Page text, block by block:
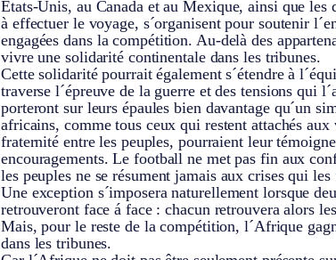
États-Unis, au Canada et au Mexique, ainsi que les
à effectuer le voyage, s´organisent pour soutenir
engagées dans la compétition. Au-delà des
vivre une solidarité continentale dans les tribunes.
Cette solidarité pourrait également s´étendre à
traverse l´épreuve de la guerre et des tensions qui
porteront sur leurs épaules bien davantage qu´un
africains, comme tous ceux qui restent attachés
fraternité entre les peuples, pourraient leur
encouragements. Le football ne met pas fin aux
les peuples ne se résument jamais aux crises qui les
Une exception s´imposera naturellement lorsque
retrouveront face á face : chacun retrouvera alors
Mais, pour le reste de la compétition, l´Afrique
dans les tribunes.